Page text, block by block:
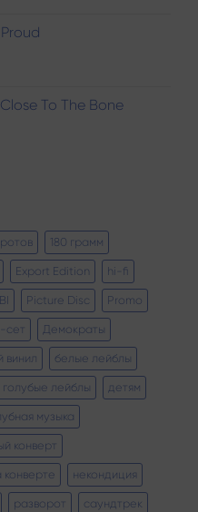
To The Bone
180 грамм
Export Edition hi-fi
Picture Disc Promo
сет Демократы
винил белые лейблы
голубые лейблы детям
музыка
конверт
конверте некондиция
разворот саундтрек